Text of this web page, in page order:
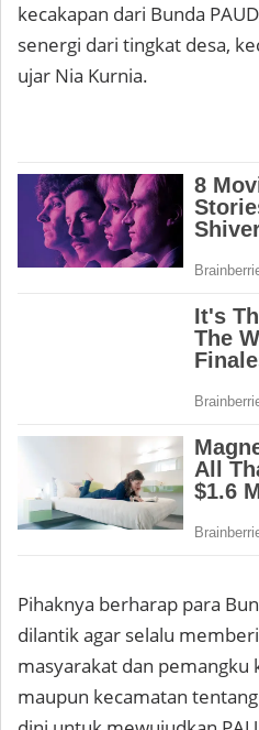
kecakapan dari Bunda
senergi dari tingkat desa,
ujar Nia Kurnia.
Pihaknya berharap para
dilantik agar selalu
masyarakat dan pemangku
maupun kecamatan